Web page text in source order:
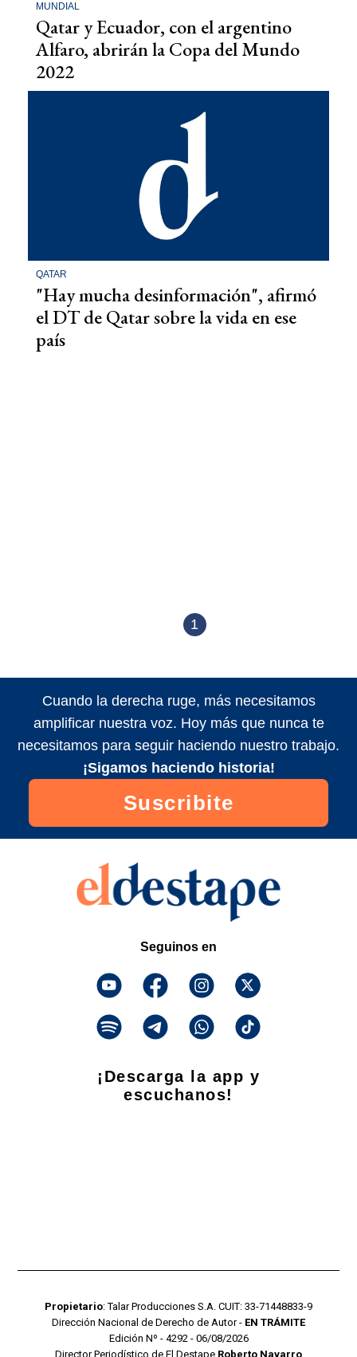
MUNDIAL
Qatar y Ecuador, con el argentino
Alfaro, abrirán la Copa del Mundo
2022
QATAR
"Hay mucha desinformación", afirmó
el DT de Qatar sobre la vida en ese
país
1
Cuando la derecha ruge, más necesitamos
amplificar nuestra voz. Hoy más que nunca te
necesitamos para seguir haciendo nuestro trabajo.
¡Sigamos haciendo historia!
Suscribite
Seguinos en
¡Descarga la app y
escuchanos!
Propietario: Talar Producciones S.A. CUIT: 33-71448833-9
Dirección Nacional de Derecho de Autor - EN TRÁMITE
Edición Nº - 4292 - 06/08/2026
Director Periodístico de El Destape Roberto Navarro